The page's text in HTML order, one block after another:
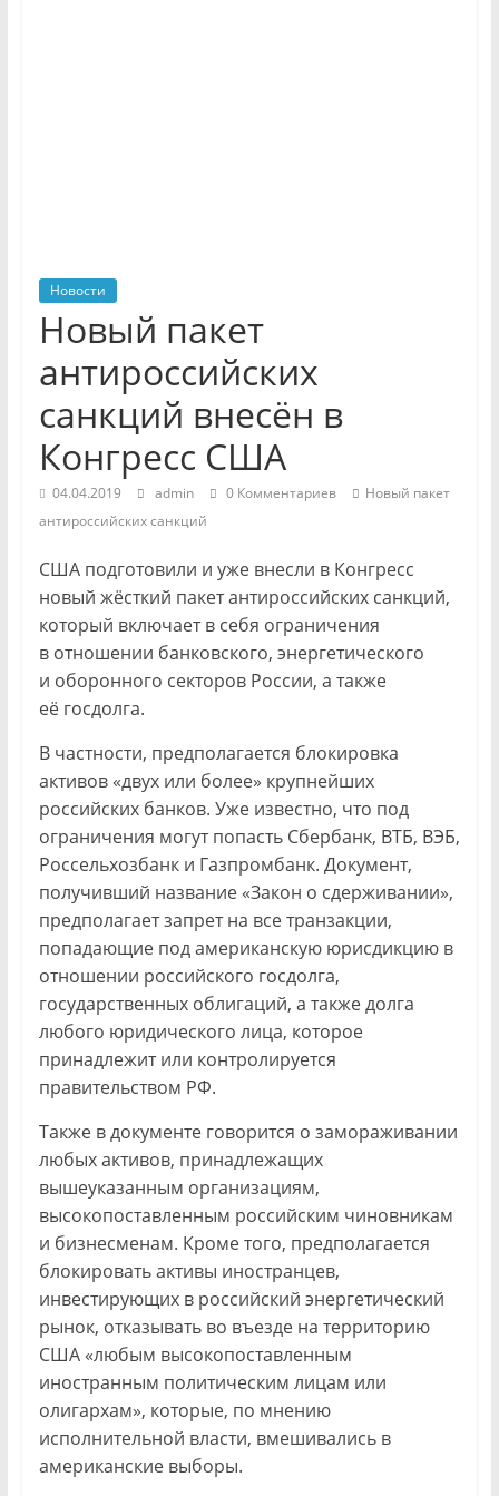
Новости
Новый пакет
антироссийских
санкций внесён в
Конгресс США
04.04.2019 admin 0 Комментариев
Новый пакет
антироссийских санкций
США подготовили и уже внесли в Конгресс
новый жёсткий пакет антироссийских санкций,
который включает в себя ограничения
в отношении банковского, энергетического
и оборонного секторов России, а также
её госдолга.
В частности, предполагается блокировка
активов «двух или более» крупнейших
российских банков. Уже известно, что под
ограничения могут попасть Сбербанк, ВТБ, ВЭБ,
Россельхозбанк и Газпромбанк. Документ,
получивший название «Закон о сдерживании»,
предполагает запрет на все транзакции,
попадающие под американскую юрисдикцию в
отношении российского госдолга,
государственных облигаций, а также долга
любого юридического лица, которое
принадлежит или контролируется
правительством РФ.
Также в документе говорится о замораживании
любых активов, принадлежащих
вышеуказанным организациям,
высокопоставленным российским чиновникам
и бизнесменам. Кроме того, предполагается
блокировать активы иностранцев,
инвестирующих в российский энергетический
рынок, отказывать во въезде на территорию
США «любым высокопоставленным
иностранным политическим лицам или
олигархам», которые, по мнению
исполнительной власти, вмешивались в
американские выборы.